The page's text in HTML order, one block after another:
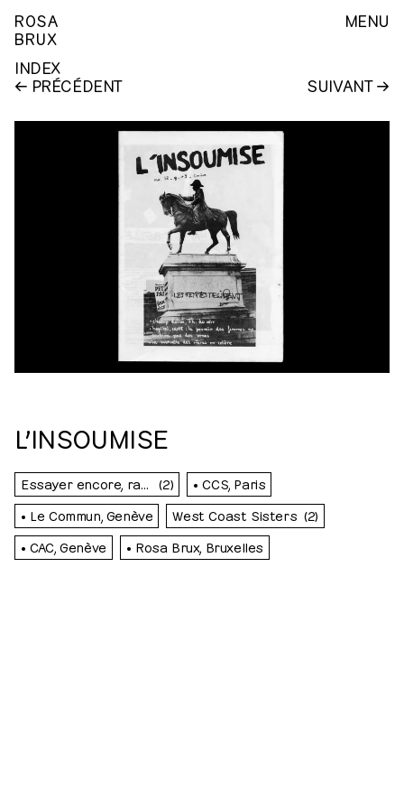
MENU
ROSA
BRUX
INDEX
PRÉCÉDENT
SUIVANT
L’INSOUMISE
(2)
• CCS, Paris
• Le Commun, Genève
(2)
West Coast Sisters
• CAC, Genève
• Rosa Brux, Bruxelles